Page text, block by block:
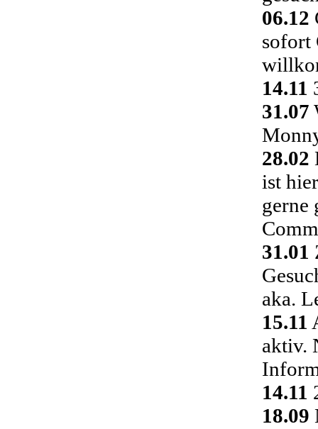
06.12
sofort
14.11
31.07
28.02
ist
gerne
31.01
aka.
15.11
aktiv.
14.11
18.09